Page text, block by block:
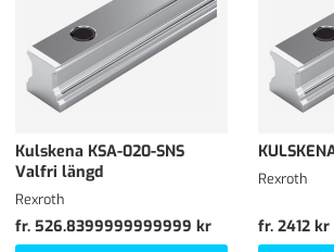
Kulskena KSA-020-SNS
Valfri längd
Rexroth
fr. 526.8399999999999 kr
Rexroth
fr. 2412 kr